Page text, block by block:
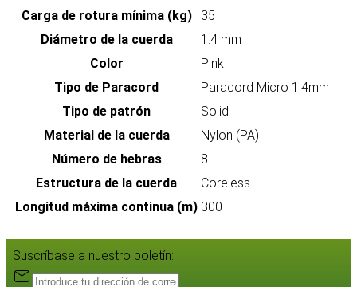
Carga de rotura mínima (kg)
35
Diámetro de la cuerda
1.4 mm
Color
Pink
Tipo de Paracord
Paracord Micro 1.4mm
Tipo de patrón
Solid
Material de la cuerda
Nylon (PA)
Número de hebras
8
Estructura de la cuerda
Coreless
Longitud máxima continua (m) 300
Suscríbase a nuestro boletín: